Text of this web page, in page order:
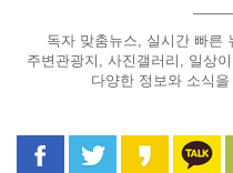
독자 맞춤뉴스, 실시간 빠른
주변관광지, 사진갤러리, 일상
다양한 정보와 소식
페이스북으로 공유
트위터로 공유
카카오